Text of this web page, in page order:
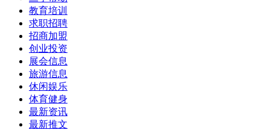
教育培训
求职招聘
招商加盟
创业投资
展会信息
旅游信息
休闲娱乐
体育健身
最新资讯
最新推文